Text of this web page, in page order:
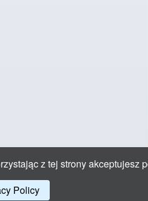
z tej strony akceptujesz
Policy